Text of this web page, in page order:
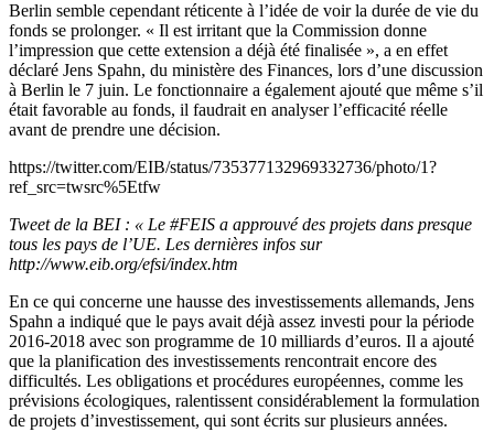
Berlin semble cependant réticente à l’idée de voir la durée de vie du
fonds se prolonger. « Il est irritant que la Commission donne
l’impression que cette extension a déjà été finalisée », a en effet
déclaré Jens Spahn, du ministère des Finances, lors d’une discussion
à Berlin le 7 juin. Le fonctionnaire a également ajouté que même s’il
était favorable au fonds, il faudrait en analyser l’efficacité réelle
avant de prendre une décision.
https://twitter.com/EIB/status/735377132969332736/photo/1?
ref_src=twsrc%5Etfw
Tweet de la BEI : « Le #FEIS a approuvé des projets dans presque
tous les pays de l’UE. Les dernières infos sur
http://www.eib.org/efsi/index.htm
En ce qui concerne une hausse des investissements allemands, Jens
Spahn a indiqué que le pays avait déjà assez investi pour la période
2016-2018 avec son programme de 10 milliards d’euros. Il a ajouté
que la planification des investissements rencontrait encore des
difficultés. Les obligations et procédures européennes, comme les
prévisions écologiques, ralentissent considérablement la formulation
de projets d’investissement, qui sont écrits sur plusieurs années.